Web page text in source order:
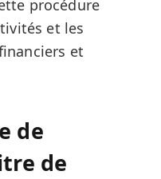
procédure
et les
et
de
de